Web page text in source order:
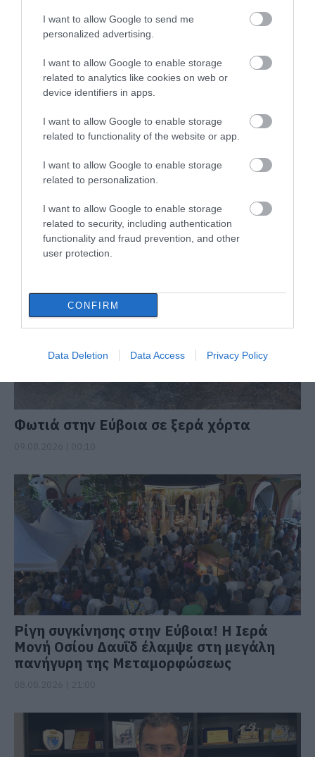
I want to allow Google to send me
personalized advertising.
I want to allow Google to enable storage
related to analytics like cookies on web or
device identifiers in apps.
I want to allow Google to enable storage
related to functionality of the website or app.
I want to allow Google to enable storage
related to personalization.
I want to allow Google to enable storage
related to security, including authentication
functionality and fraud prevention, and other
user protection.
CONFIRM
Data Deletion Data Access Privacy Policy
ΔΙΑΒΑΣΤΕ ΕΠΙΣΗΣ
Φωτιά στην Εύβοια σε ξερά χόρτα
Ρίγη συγκίνησης στην Εύβοια! Η Ιερά
Μονή Οσίου Δαυΐδ έλαμψε στη μεγάλη
πανήγυρη της Μεταμορφώσεως